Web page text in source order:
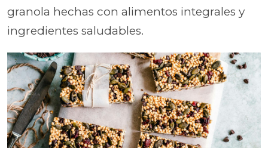
granola hechas con alimentos integrales y
ingredientes saludables.